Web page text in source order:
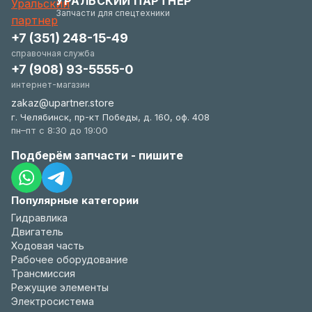
удобстве.Запчасти для спецтехники
Популярные категории
Гидравлика
Двигатель
Ходовая часть
Рабочее оборудование
Трансмиссия
Режущие элементы
Электросистема
+7 (351) 248-15-49
справочная служба
+7 (908) 93-5555-0
интернет-магазин
zakaz@upartner.store
г. Челябинск, пр-кт Победы, д. 160, оф. 408
пн–пт с 8:30 до 19:00
Подберём запчасти - пишите